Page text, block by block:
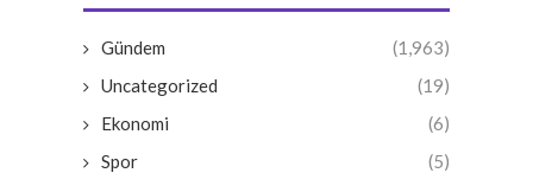
Gündem
(1,963)
Uncategorized
(19)
Ekonomi
(6)
Spor
(5)